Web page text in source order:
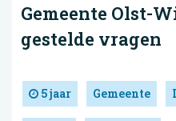
Gemeente Olst-
gestelde vragen
5 jaar Gemeente